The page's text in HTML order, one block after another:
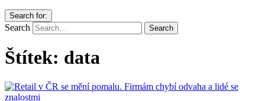
Search for:
Search
Štítek: data